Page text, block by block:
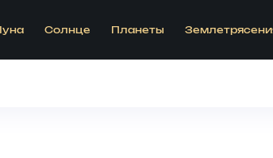
Солнце Планеты